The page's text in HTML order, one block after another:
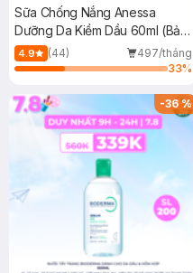
Sữa Chống Nắng Anessa
Dưỡng Da Kiềm Dầu 60ml (Bản
Mới)
4.9 (44)
497/tháng
33%
-36%